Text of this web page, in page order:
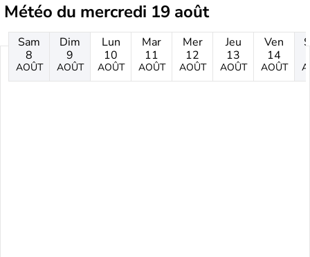
Météo du mercredi 19 août
Sam
8
AOÛT
Dim
9
AOÛT
Lun
10
AOÛT
Mar
11
AOÛT
Mer
12
AOÛT
Jeu
13
AOÛT
Ven
14
AOÛT